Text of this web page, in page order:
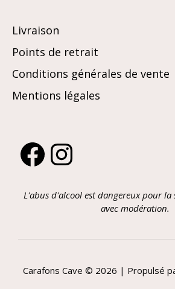
Livraison
Points de retrait
Conditions générales de vente
Mentions légales
FacebookInstagram
L'abus d'alcool est dangereux pour la
avec modération.
Carafons Cave © 2026 | Propulsé